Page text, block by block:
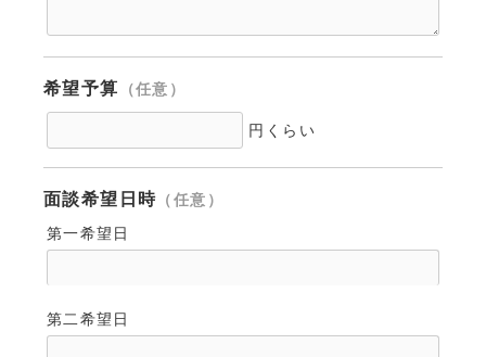
希望予算 （任意）
円くらい
面談希望日時 （任意）
第一希望日
第二希望日